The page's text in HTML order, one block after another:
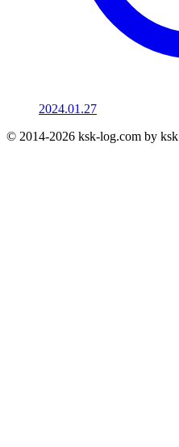
2024.01.27
© 2014-2026 ksk-log.com by ksk